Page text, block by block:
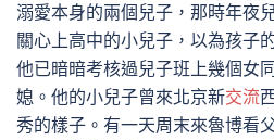
溺愛本身的兩個兒子，那時年夜
關心上高中的小兒子，以為孩子
他已暗暗考核過兒子班上幾個女
媳。他的小兒子曾來北京新交流
秀的樣子。有一天周末來魯博看